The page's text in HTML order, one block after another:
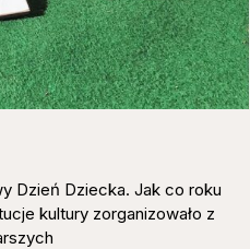
Dzień Dziecka. Jak co roku
kultury zorganizowało z